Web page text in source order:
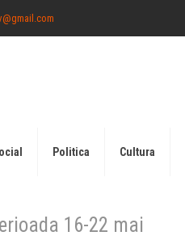
Politica Cultura
16-22 mai